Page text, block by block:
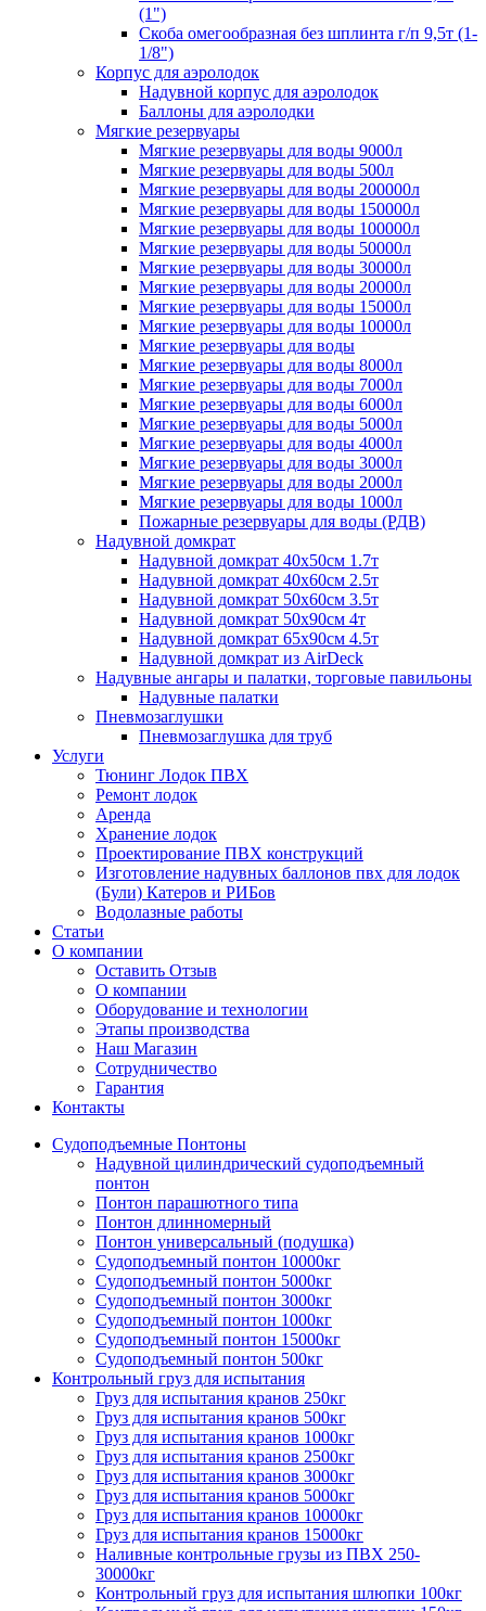
(1")
Скоба омегообразная без шплинта г/п 9,5т (1-
1/8")
Корпус для аэролодок
Надувной корпус для аэролодок
Баллоны для аэролодки
Мягкие резервуары
Мягкие резервуары для воды 9000л
Мягкие резервуары для воды 500л
Мягкие резервуары для воды 200000л
Мягкие резервуары для воды 150000л
Мягкие резервуары для воды 100000л
Мягкие резервуары для воды 50000л
Мягкие резервуары для воды 30000л
Мягкие резервуары для воды 20000л
Мягкие резервуары для воды 15000л
Мягкие резервуары для воды 10000л
Мягкие резервуары для воды
Мягкие резервуары для воды 8000л
Мягкие резервуары для воды 7000л
Мягкие резервуары для воды 6000л
Мягкие резервуары для воды 5000л
Мягкие резервуары для воды 4000л
Мягкие резервуары для воды 3000л
Мягкие резервуары для воды 2000л
Мягкие резервуары для воды 1000л
Пожарные резервуары для воды (РДВ)
Надувной домкрат
Надувной домкрат 40х50см 1.7т
Надувной домкрат 40х60см 2.5т
Надувной домкрат 50х60см 3.5т
Надувной домкрат 50х90см 4т
Надувной домкрат 65х90см 4.5т
Надувной домкрат из AirDeck
Надувные ангары и палатки, торговые павильоны
Надувные палатки
Пневмозаглушки
Пневмозаглушка для труб
Услуги
Тюнинг Лодок ПВХ
Ремонт лодок
Аренда
Хранение лодок
Проектирование ПВХ конструкций
Изготовление надувных баллонов пвх для лодок
(Були) Катеров и РИБов
Водолазные работы
Статьи
О компании
Оставить Отзыв
О компании
Оборудование и технологии
Этапы производства
Наш Магазин
Сотрудничество
Гарантия
Контакты
Судоподъемные Понтоны
Надувной цилиндрический судоподъемный
понтон
Понтон парашютного типа
Понтон длинномерный
Понтон универсальный (подушка)
Судоподъемный понтон 10000кг
Судоподъемный понтон 5000кг
Судоподъемный понтон 3000кг
Судоподъемный понтон 1000кг
Судоподъемный понтон 15000кг
Судоподъемный понтон 500кг
Контрольный груз для испытания
Груз для испытания кранов 250кг
Груз для испытания кранов 500кг
Груз для испытания кранов 1000кг
Груз для испытания кранов 2500кг
Груз для испытания кранов 3000кг
Груз для испытания кранов 5000кг
Груз для испытания кранов 10000кг
Груз для испытания кранов 15000кг
Наливные контрольные грузы из ПВХ 250-
30000кг
Контрольный груз для испытания шлюпки 100кг